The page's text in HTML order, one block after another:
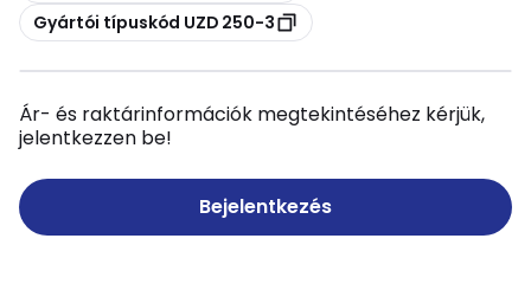
Másolás
Gyártói típuskód UZD 250-3
Ár- és raktárinformációk megtekintéséhez kérjük,
jelentkezzen be!
Bejelentkezés